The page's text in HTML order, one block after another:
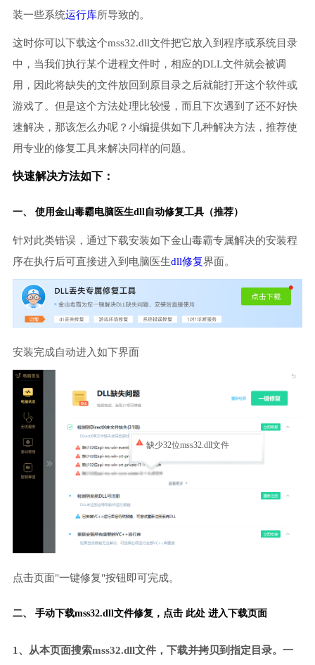
装一些系统运行库所导致的。
这时你可以下载这个mss32.dll文件把它放入到程序或系统目录
中，当我们执行某个进程文件时，相应的DLL文件就会被调
用，因此将缺失的文件放回到原目录之后就能打开这个软件或
游戏了。但是这个方法处理比较慢，而且下次遇到了还不好快
速解决，那该怎么办呢？小编提供如下几种解决方法，推荐使
用专业的修复工具来解决同样的问题。
快速解决方法如下：
一、 使用金山毒霸电脑医生dll自动修复工具（推荐）
针对此类错误，通过下载安装如下金山毒霸专属解决的安装程
序在执行后可直接进入到电脑医生dll修复界面。
安装完成自动进入如下界面
缺少32位mss32.dll文件
点击页面"一键修复"按钮即可完成。
二、 手动下载mss32.dll文件修复， 点击 此处 进入下载页面
1、从本页面搜索mss32.dll文件，下载并拷贝到指定目录。一